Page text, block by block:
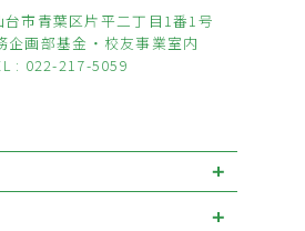
市青葉区片平二丁目1番1号
企画部基金・校友事業室内
: 022-217-5059